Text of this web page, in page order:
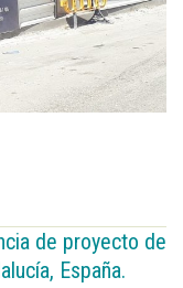
de proyecto de
España.